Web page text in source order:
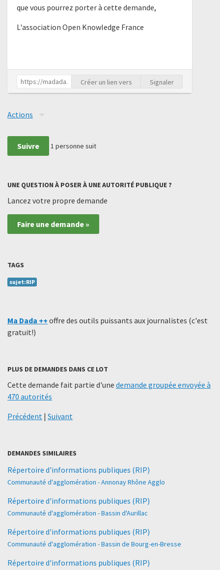
que vous pourrez porter à cette demande,
L'association Open Knowledge France
Créer un lien vers Signaler
Actions
Suivre 1 personne suit
UNE QUESTION À POSER À UNE AUTORITÉ PUBLIQUE ?
Lancez votre propre demande
Faire une demande »
TAGS
sujet:RIP
Ma Dada ++ offre des outils puissants aux journalistes (c'est
gratuit!)
PLUS DE DEMANDES DANS CE LOT
Cette demande fait partie d'une demande groupée envoyée à
470 autorités
Précédent | Suivant
DEMANDES SIMILAIRES
Répertoire d'informations publiques (RIP)
Communauté d'agglomération - Annonay Rhône Agglo
Répertoire d'informations publiques (RIP)
Communauté d'agglomération - Bassin d'Aurillac
Répertoire d'informations publiques (RIP)
Communauté d'agglomération - Bassin de Bourg-en-Bresse
Répertoire d'informations publiques (RIP)